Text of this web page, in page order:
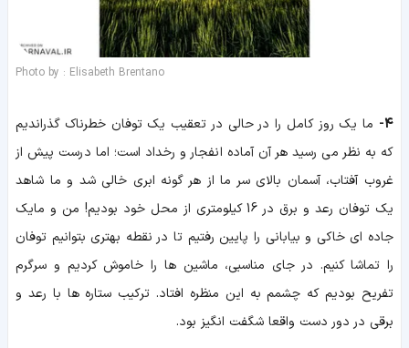
Photo by : Elisabeth Brentano
4-
ما یک روز کامل را در حالی در تعقیب یک توفان خطرناک گذراندیم
که به نظر می رسید هر آن آماده انفجار و رخداد است؛ اما درست پیش از
غروب آفتاب، آسمان بالای سر ما از هر گونه ابری خالی شد و ما شاهد
یک توفان رعد و برق در 16 کیلومتری از محل خود بودیم! من و مایک
جاده ای خاکی و بیابانی را پایین رفتیم تا در نقطه بهتری بتوانیم توفان
را تماشا کنیم. در جای مناسبی، ماشین ها را خاموش کردیم و سرگرم
تفریح بودیم که چشمم به این منظره افتاد. ترکیب ستاره ها با رعد و
برقی در دور دست واقعا شگفت انگیز بود.